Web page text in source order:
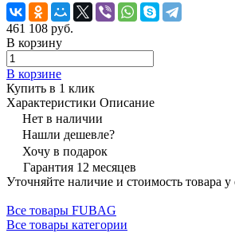
461 108 руб.
В корзину
В корзине
Купить в 1 клик
Характеристики Описание
Нет в наличии
Нашли дешевле?
Хочу в подарок
Гарантия 12 месяцев
Уточняйте наличие и стоимость товара у
Все товары FUBAG
Все товары категории